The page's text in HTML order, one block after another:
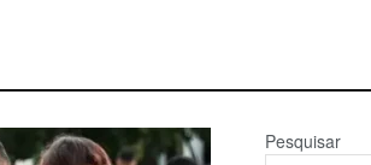
Pesquisar